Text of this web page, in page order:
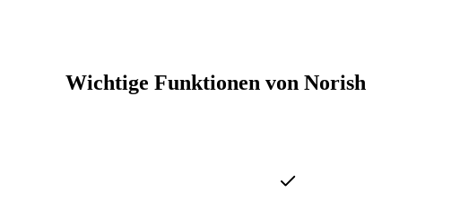
Wichtige Funktionen von Norish